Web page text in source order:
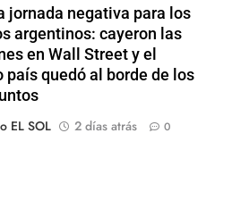
jornada negativa para los
argentinos: cayeron las
en Wall Street y el
país quedó al borde de los
EL SOL
2 días atrás 0